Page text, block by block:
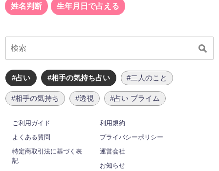
姓名判断 生年月日で占える
#占い #相手の気持ち占い #二人のこと
#相手の気持ち #透視 #占い プライム
ご利用ガイド
利用規約
よくある質問
プライバシーポリシー
特定商取引法に基づく表
記
運営会社
お知らせ